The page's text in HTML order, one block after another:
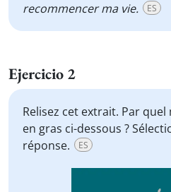
recommencer ma vie.
ES
Ejercicio 2
Relisez cet extrait. Par
en gras ci-dessous ?
réponse.
ES